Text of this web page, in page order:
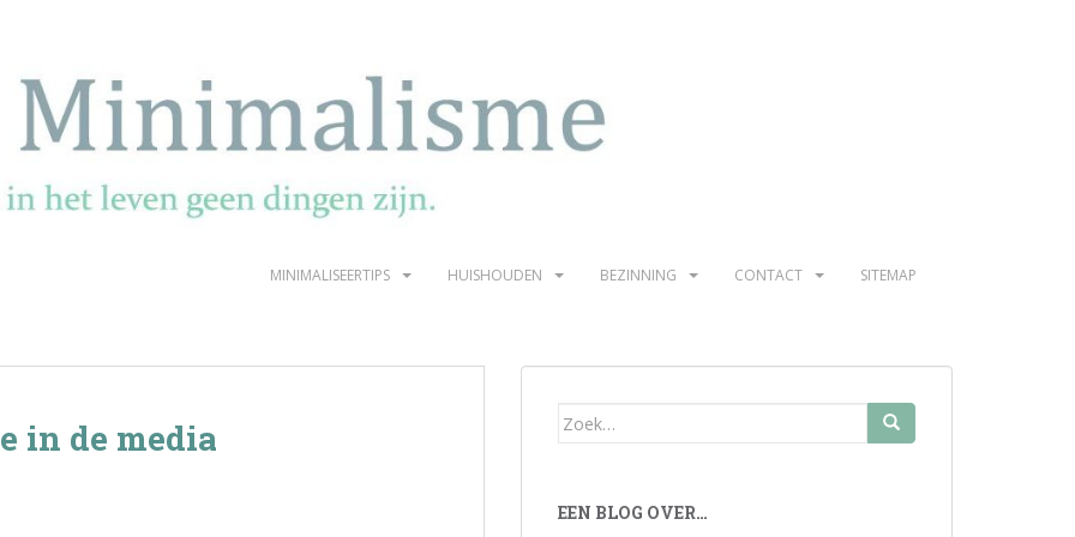
MINIMALISEERTIPS HUISHOUDEN BEZINNING CONTACT SITEMAP
in de media
Zoek
EEN BLOG OVER…